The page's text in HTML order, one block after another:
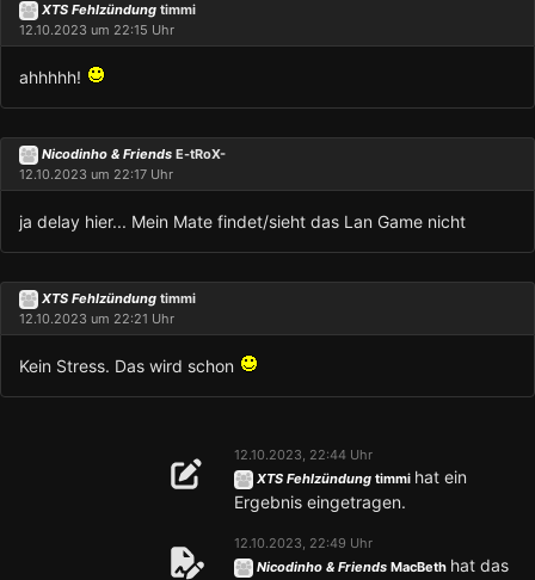
XTS Fehlzündung timmi
12.10.2023 um 22:15 Uhr
ahhhhh!
Nicodinho & Friends E-tRoX-
12.10.2023 um 22:17 Uhr
ja delay hier... Mein Mate findet/sieht das Lan Game nicht
XTS Fehlzündung timmi
12.10.2023 um 22:21 Uhr
Kein Stress. Das wird schon
12.10.2023, 22:44 Uhr
XTS Fehlzündung timmi hat ein
Ergebnis eingetragen.
12.10.2023, 22:49 Uhr
Nicodinho & Friends MacBeth hat das